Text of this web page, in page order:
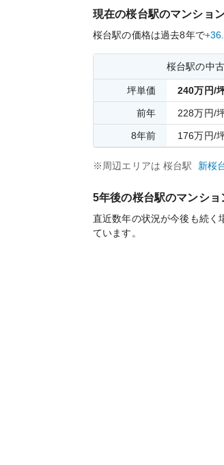
現在の桜台駅のマンショ
桜台駅の価格は過去8年で
桜台駅の中
坪単価 240万円/
前年 228万円/
8年前 176万円/
※周辺エリアは 桜台駅 新桜
5年後の桜台駅のマンショ
直近数年の状況が今後も続く
ています。